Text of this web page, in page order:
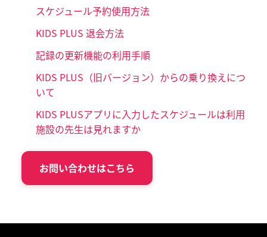
スケジュール予約使用方法
KIDS PLUS 退会方法
記録の更新機能の利用手順
KIDS PLUS（旧バージョン）からの乗り換えにつ
いて
KIDS PLUSアプリに入力したスケジュールは利用
施設の先生は見れますか
お問い合わせはこちら